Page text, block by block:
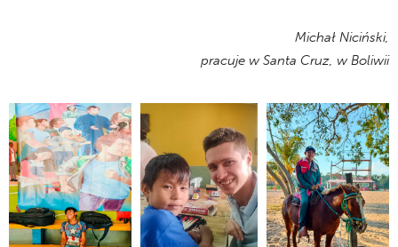
Michał Niciński,
pracuje w Santa Cruz, w Boliwii